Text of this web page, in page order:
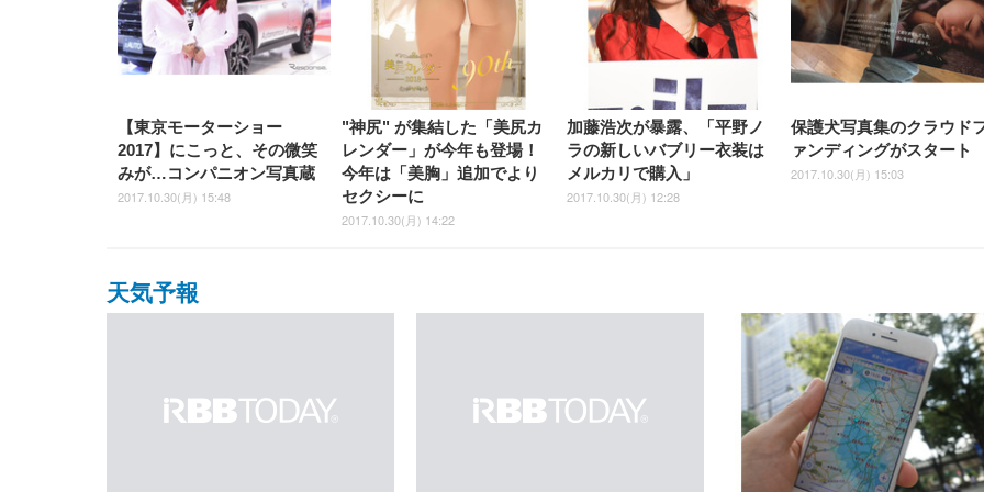
【東京モーターショー
2017】にこっと、その微笑
みが…コンパニオン写真蔵
2017.10.30(月) 15:48
"神尻" が集結した「美尻カ
レンダー」が今年も登場！
今年は「美胸」追加でより
セクシーに
2017.10.30(月) 14:22
加藤浩次が暴露、「平野ノ
ラの新しいバブリー衣装は
メルカリで購入」
2017.10.30(月) 12:28
保護犬写真集のクラウド
ァンディングがスタート
2017.10.30(月) 15:03
天気予報